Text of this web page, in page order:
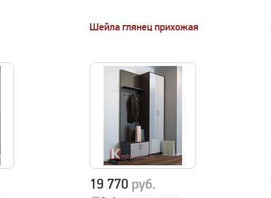
Шейла глянец прихожая
19 770 руб.